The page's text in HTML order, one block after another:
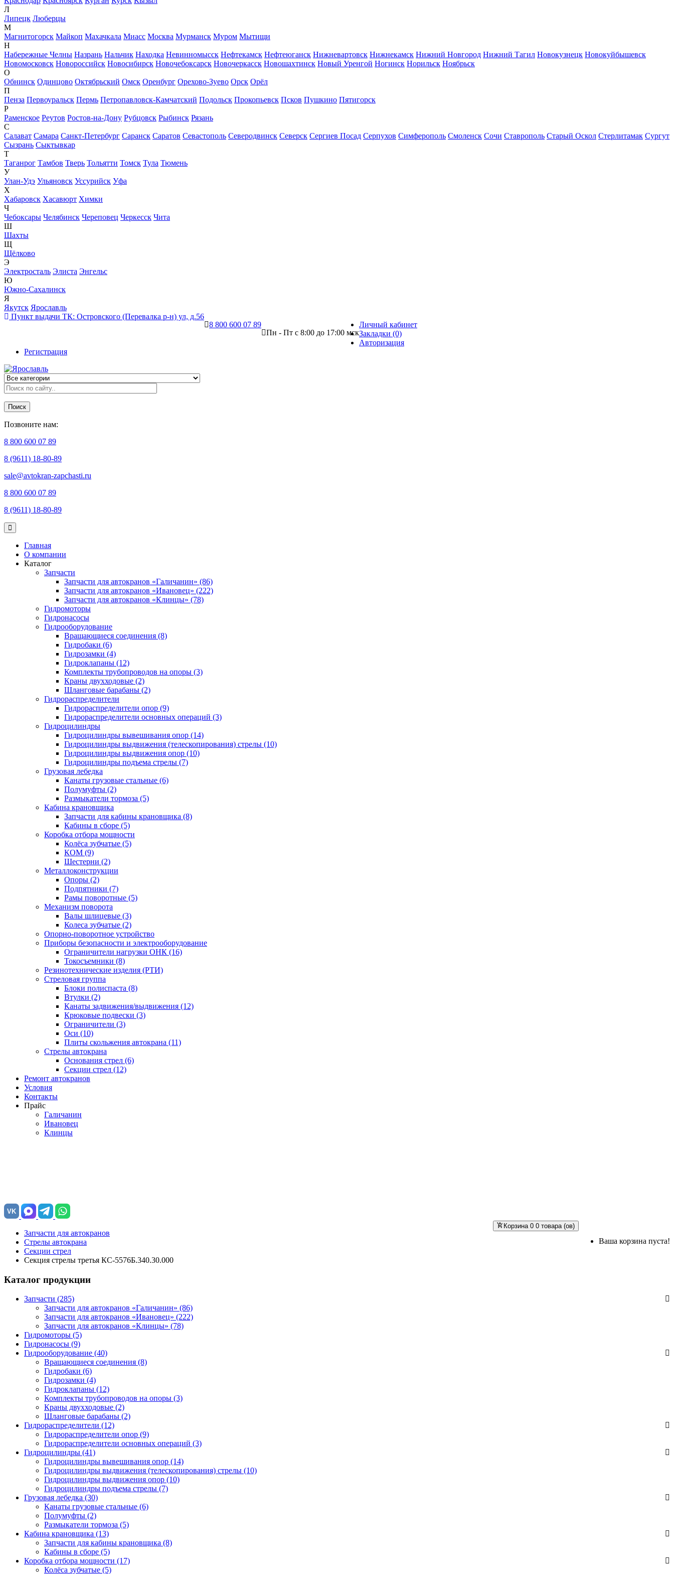
Л
Липецк Люберцы
М
Магнитогорск Майкоп Махачкала Миасс Москва Мурманск Муром Мытищи
Н
Набережные Челны Назрань Нальчик Находка Невинномысск Нефтекамск Нефтеюганск Нижневартовск Нижнекамск Нижний Новгород Нижний Тагил Новокузнецк Новокуйбышевск
Новомосковск Новороссийск Новосибирск Новочебоксарск Новочеркасск Новошахтинск Новый Уренгой Ногинск Норильск Ноябрьск
О
Обнинск Одинцово Октябрьский Омск Оренбург Орехово-Зуево Орск Орёл
П
Пенза Первоуральск Пермь Петропавловск-Камчатский Подольск Прокопьевск Псков Пушкино Пятигорск
Р
Раменское Реутов Ростов-на-Дону Рубцовск Рыбинск Рязань
С
Салават Самара Санкт-Петербург Саранск Саратов Севастополь Северодвинск Северск Сергиев Посад Серпухов Симферополь Смоленск Сочи Ставрополь Старый Оскол Стерлитамак Сургут
Сызрань Сыктывкар
Т
Таганрог Тамбов Тверь Тольятти Томск Тула Тюмень
У
Улан-Удэ Ульяновск Уссурийск Уфа
Х
Хабаровск Хасавюрт Химки
Ч
Чебоксары Челябинск Череповец Черкесск Чита
Ш
Шахты
Щ
Щёлково
Э
Электросталь Элиста Энгельс
Ю
Южно-Сахалинск
Я
Якутск Ярославль
Пункт выдачи ТК: Островского (Перевалка р-н) ул, д.56
8 800 600 07 89
Пн - Пт с 8:00 до 17:00 мск
Личный кабинет
Закладки (0)
Авторизация
Регистрация
Поиск
Позвоните нам:
8 800 600 07 89
8 (9611) 18-80-89
sale@avtokran-zapchasti.ru
8 800 600 07 89
8 (9611) 18-80-89
Главная
О компании
Каталог
Запчасти
Запчасти для автокранов «Галичанин» (86)
Запчасти для автокранов «Ивановец» (222)
Запчасти для автокранов «Клинцы» (78)
Гидромоторы
Гидронасосы
Гидрооборудование
Вращающиеся соединения (8)
Гидробаки (6)
Гидрозамки (4)
Гидроклапаны (12)
Комплекты трубопроводов на опоры (3)
Краны двухходовые (2)
Шланговые барабаны (2)
Гидрораспределители
Гидрораспределители опор (9)
Гидрораспределители основных операций (3)
Гидроцилиндры
Гидроцилиндры вывешивания опор (14)
Гидроцилиндры выдвижения (телескопирования) стрелы (10)
Гидроцилиндры выдвижения опор (10)
Гидроцилиндры подъема стрелы (7)
Грузовая лебедка
Канаты грузовые стальные (6)
Полумуфты (2)
Размыкатели тормоза (5)
Кабина крановщика
Запчасти для кабины крановщика (8)
Кабины в сборе (5)
Коробка отбора мощности
Колёса зубчатые (5)
КОМ (9)
Шестерни (2)
Металлоконструкции
Опоры (2)
Подпятники (7)
Рамы поворотные (5)
Механизм поворота
Валы шлицевые (3)
Колеса зубчатые (2)
Опорно-поворотное устройство
Приборы безопасности и электрооборудование
Ограничители нагрузки ОНК (16)
Токосъемники (8)
Резинотехнические изделия (РТИ)
Стреловая группа
Блоки полиспаста (8)
Втулки (2)
Канаты задвижения/выдвижения (12)
Крюковые подвески (3)
Ограничители (3)
Оси (10)
Плиты скольжения автокрана (11)
Стрелы автокрана
Основания стрел (6)
Секции стрел (12)
Ремонт автокранов
Условия
Контакты
Прайс
Галичанин
Ивановец
Клинцы
VK
Корзина 0 0 товара (ов)
Ваша корзина пуста!
Запчасти для автокранов
Стрелы автокрана
Секции стрел
Секция стрелы третья КС-5576Б.340.30.000
Каталог продукции
Запчасти (285)
Запчасти для автокранов «Галичанин» (86)
Запчасти для автокранов «Ивановец» (222)
Запчасти для автокранов «Клинцы» (78)
Гидромоторы (5)
Гидронасосы (9)
Гидрооборудование (40)
Вращающиеся соединения (8)
Гидробаки (6)
Гидрозамки (4)
Гидроклапаны (12)
Комплекты трубопроводов на опоры (3)
Краны двухходовые (2)
Шланговые барабаны (2)
Гидрораспределители (12)
Гидрораспределители опор (9)
Гидрораспределители основных операций (3)
Гидроцилиндры (41)
Гидроцилиндры вывешивания опор (14)
Гидроцилиндры выдвижения (телескопирования) стрелы (10)
Гидроцилиндры выдвижения опор (10)
Гидроцилиндры подъема стрелы (7)
Грузовая лебедка (30)
Канаты грузовые стальные (6)
Полумуфты (2)
Размыкатели тормоза (5)
Кабина крановщика (13)
Запчасти для кабины крановщика (8)
Кабины в сборе (5)
Коробка отбора мощности (17)
Колёса зубчатые (5)